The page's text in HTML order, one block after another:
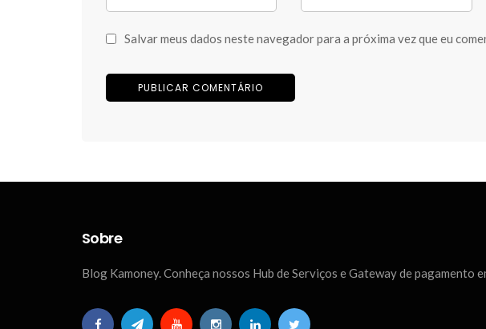
Salvar meus dados neste navegador para a próxima vez que eu
Sobre
Blog Kamoney. Conheça nossos Hub de Serviços e Gateway de pagamento